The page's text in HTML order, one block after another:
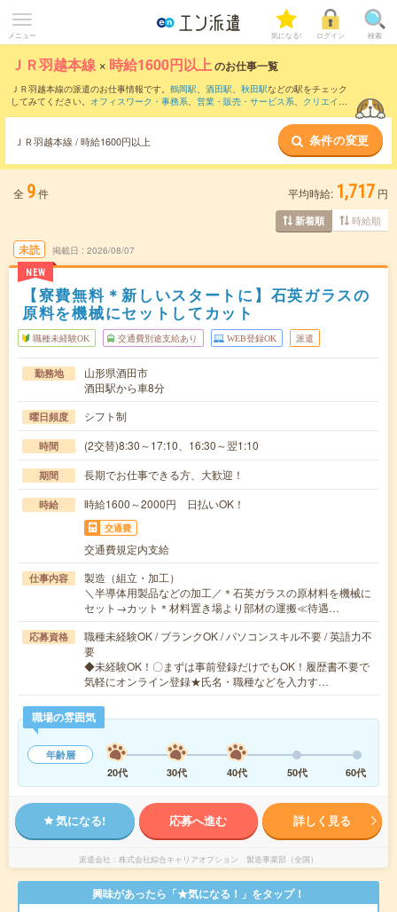
メニュー 気になる! ログイン 検索
ＪＲ羽越本線 × 時給1600円以上のお仕事一覧
ＪＲ羽越本線の派遣のお仕事情報です。 鶴岡駅、 酒田駅、 秋田駅などの駅をチェック
してみてください。 オフィスワーク・事務系、 営業・販売・サービス系、 クリエイテ
ＪＲ羽越本線 / 時給1600円以上 条件の変更
全 9件 平均時給: 1,717 円
新着順 時給順
未読
NEW
掲載日 2026/08/07
【寮費無料＊新しいスタートに】石英ガラスの
原料を機械にセットしてカット
職種未経験OK 交通費別途支給あり WEB登録OK 派遣
勤務地
山形県酒田市
酒田駅から車8分
曜日頻度 シフト制
時間 (2交替)8:30～17:10、16:30～翌1:10
期間 長期でお仕事できる方、大歓迎！
時給 時給1600～2000円 日払いOK！
交通費
交通費規定内支給
仕事内容
製造（組立・加工）
＼半導体用製品などの加工／＊石英ガラスの原材料を機械に
セット→カット＊材料置き場より部材の運搬≪待遇…
応募資格
職種未経験OK / ブランクOK / パソコンスキル不要 / 英語力不
要
◆未経験OK！〇まずは事前登録だけでもOK！履歴書不要で
気軽にオンライン登録★氏名・職種などを入力す…
職場の雰囲気
年齢層
20代
30代 40代 50代 60代
気になる! 応募へ進む 詳しく見る
派遣会社 株式会社綜合キャリアオプション 製造事業部（全国）
興味があったら「★気になる！」をタップ！